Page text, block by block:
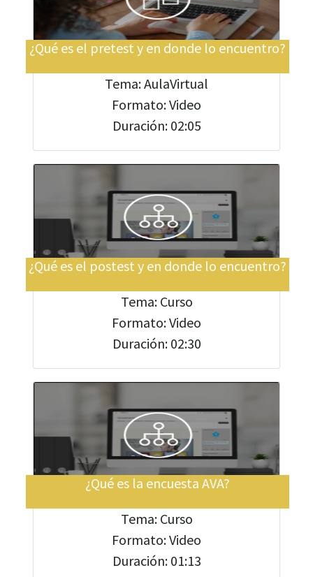
¿Qué es el pretest y en donde lo encuentro?
Tema: AulaVirtual
Formato: Video
Duración: 02:05
¿Qué es el postest y en donde lo encuentro?
Tema: Curso
Formato: Video
Duración: 02:30
¿Qué es la encuesta AVA?
Tema: Curso
Formato: Video
Duración: 01:13